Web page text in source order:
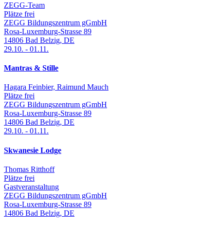
ZEGG-Team
Plätze frei
ZEGG Bildungszentrum gGmbH
Rosa-Luxemburg-Strasse 89
14806 Bad Belzig, DE
29.10. - 01.11.
Mantras & Stille
Hagara Feinbier, Raimund Mauch
Plätze frei
ZEGG Bildungszentrum gGmbH
Rosa-Luxemburg-Strasse 89
14806 Bad Belzig, DE
29.10. - 01.11.
Skwanesie Lodge
Thomas Ritthoff
Plätze frei
Gastveranstaltung
ZEGG Bildungszentrum gGmbH
Rosa-Luxemburg-Strasse 89
14806 Bad Belzig, DE